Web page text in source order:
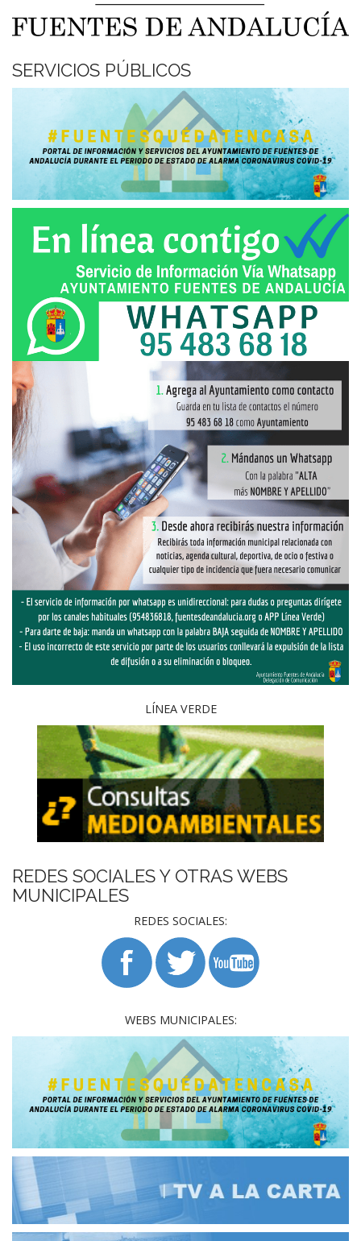
SERVICIOS PÚBLICOS
LÍNEA VERDE
REDES SOCIALES Y OTRAS WEBS
MUNICIPALES
REDES SOCIALES:
WEBS MUNICIPALES: